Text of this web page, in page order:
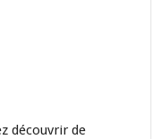
découvrir de